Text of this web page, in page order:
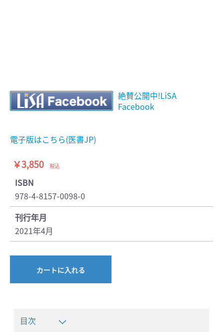
絶賛公開中!LiSA
Facebook
電子版はこちら(医書JP)
￥3,850 税込
ISBN
978-4-8157-0098-0
刊行年月
2021年4月
カートに入れる
目次